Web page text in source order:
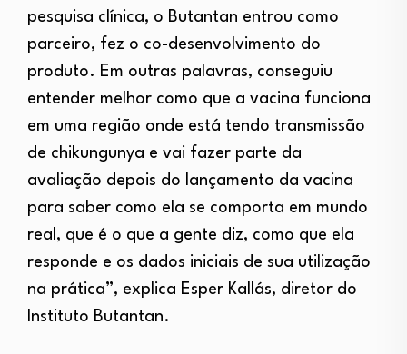
pesquisa clínica, o Butantan entrou como
parceiro, fez o co-desenvolvimento do
produto. Em outras palavras, conseguiu
entender melhor como que a vacina funciona
em uma região onde está tendo transmissão
de chikungunya e vai fazer parte da
avaliação depois do lançamento da vacina
para saber como ela se comporta em mundo
real, que é o que a gente diz, como que ela
responde e os dados iniciais de sua utilização
na prática”, explica Esper Kallás, diretor do
Instituto Butantan.